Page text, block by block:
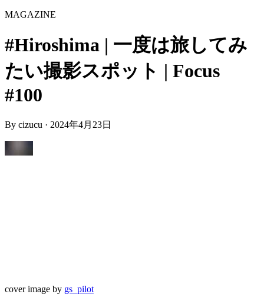
MAGAZINE
#Hiroshima | 一度は旅してみ
たい撮影スポット | Focus
#100
By cizucu · 2024年4月23日
cover image by gs_pilot